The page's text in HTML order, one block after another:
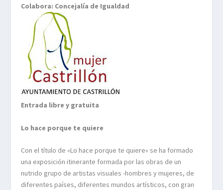
Colabora: Concejalía de Igualdad
Entrada libre y gratuita
Lo hace porque te quiere
Con el título de «Lo hace porque te quiere» se ha formado
una exposición itinerante formada por las obras de un
nutrido grupo de artistas visuales -hombres y mujeres, de
diferentes países, diferentes mundos artísticos, con gran